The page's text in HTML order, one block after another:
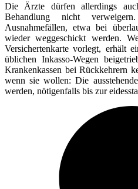
Die Ärzte dürfen allerdings
Behandlung nicht
Ausnahmefällen, etwa bei
wieder weggeschickt werden.
Versichertenkarte vorlegt, erhält
üblichen Inkasso-Wegen
Krankenkassen bei Rückkehrern
wenn sie wollen: Die
werden, nötigenfalls bis zur